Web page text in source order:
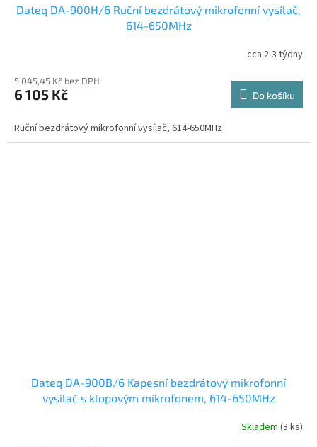
Dateq DA-900H/6 Ruční bezdrátový mikrofonní vysílač,
614-650MHz
cca 2-3 týdny
5 045,45 Kč bez DPH
6 105 Kč Do košíku
Ruční bezdrátový mikrofonní vysílač, 614-650MHz
Dateq DA-900B/6 Kapesní bezdrátový mikrofonní
vysílač s klopovým mikrofonem, 614-650MHz
Skladem (3 ks)